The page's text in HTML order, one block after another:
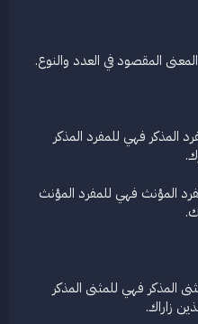
المقصود في العدد والنوع.
المذكر فهي للمفرد المذكر
المؤنث فهي للمفرد المؤنث
المذكر فهي للمثنى المذكر
زاراك.